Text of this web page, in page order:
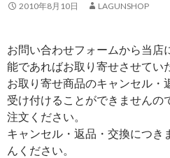
2010年8月10日 LAGUNSHOP
お問い合わせフォームから当店
能であればお取り寄せさせてい
お取り寄せ商品のキャンセル・
受け付けることができませんの
注文ください。
キャンセル・返品・交換につ
んください。